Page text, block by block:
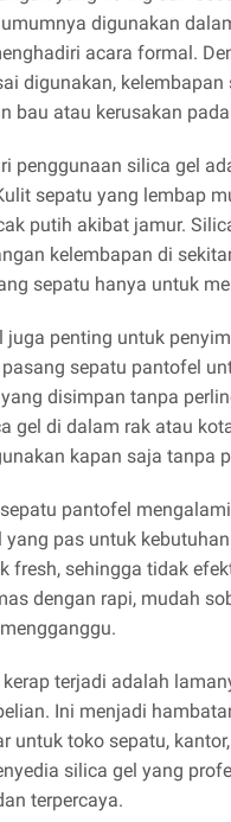
digunakan
acara formal.
digunakan,
bau atau kerusakan
penggunaan silica gel
sepatu yang lembap
putih akibat jamur.
kelembapan di
sepatu hanya untuk
juga penting untuk
sepatu pantofel
disimpan tanpa
gel di dalam rak atau
kapan saja tanpa
pantofel
pas untuk
fresh, sehingga tidak
dengan rapi, mudah
terjadi adalah
Ini menjadi
untuk toko sepatu,
silica gel yang
terpercaya.